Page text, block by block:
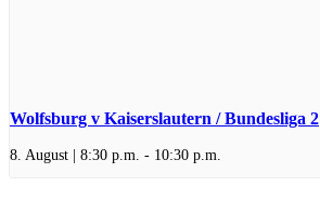
Wolfsburg v Kaiserslautern / Bundesliga 2
8. August | 8:30 p.m. - 10:30 p.m.